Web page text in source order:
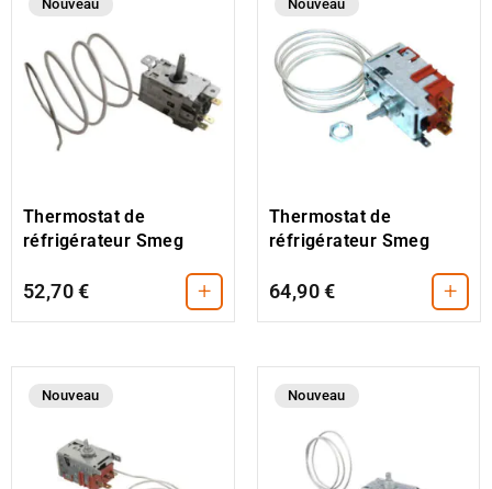
Nouveau
Thermostat de
réfrigérateur Smeg
52,70 € +
Nouveau
Thermostat de
réfrigérateur Smeg
64,90 € +
Nouveau Nouveau